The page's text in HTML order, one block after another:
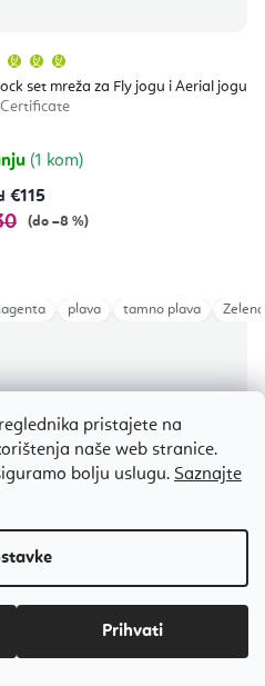
pristajete na
naše web stranice.
bolju uslugu. Saznajte
set mreža za Fly jogu i Aerial jogu
Certificate
proizvoda
je
5,0
zvjezdica.
(1 kom)
€115
(do –8 %)
plava tamno plava